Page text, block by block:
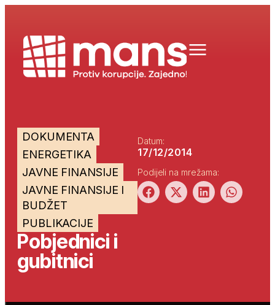
DOKUMENTA
ENERGETIKA
JAVNE FINANSIJE
JAVNE FINANSIJE I
BUDŽET
PUBLIKACIJE
Pobjednici i
gubitnici
Datum:
17/12/2014
Podijeli na mrežama: